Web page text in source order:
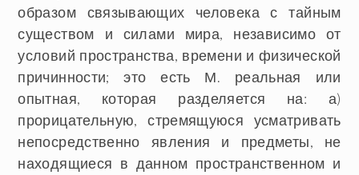
образом связывающих человека с тайным
существом и силами мира, независимо от
условий пространства, времени и физической
причинности; это есть М. реальная или
опытная, которая разделяется на: а)
прорицательную, стремящуюся усматривать
непосредственно явления и предметы, не
находящиеся в данном пространственном и